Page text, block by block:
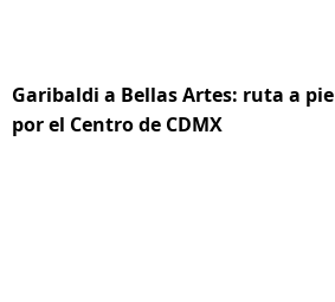
Garibaldi a Bellas Artes: ruta a pie
por el Centro de CDMX